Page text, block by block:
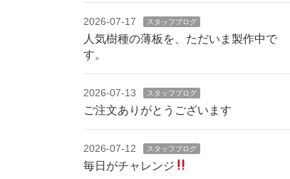
2026-07-17 スタッフブログ
人気樹種の薄板を、ただいま製作中で
す。
2026-07-13 スタッフブログ
ご注文ありがとうございます
2026-07-12 スタッフブログ
毎日がチャレンジ